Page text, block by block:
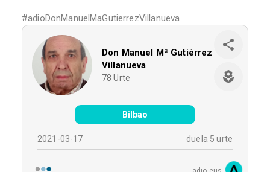
#adioDonManuelMaGutierrezVillanueva
Don Manuel Mª Gutiérrez
Villanueva
78 Urte
Bilbao
2021-03-17 duela 5 urte